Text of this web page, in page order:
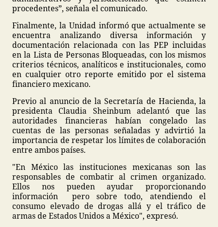
procedentes”, señala el comunicado.
Finalmente, la Unidad informó que actualmente se
encuentra analizando diversa información y
documentación relacionada con las PEP incluidas
en la Lista de Personas Bloqueadas, con los mismos
criterios técnicos, analíticos e institucionales, como
en cualquier otro reporte emitido por el sistema
financiero mexicano.
Previo al anuncio de la Secretaría de Hacienda, la
presidenta Claudia Sheinbum adelantó que las
autoridades financieras habían congelado las
cuentas de las personas señaladas y advirtió la
importancia de respetar los límites de colaboración
entre ambos países.
"En México las instituciones mexicanas son las
responsables de combatir al crimen organizado.
Ellos nos pueden ayudar proporcionando
información pero sobre todo, atendiendo el
consumo elevado de drogas allá y el tráfico de
armas de Estados Unidos a México", expresó.